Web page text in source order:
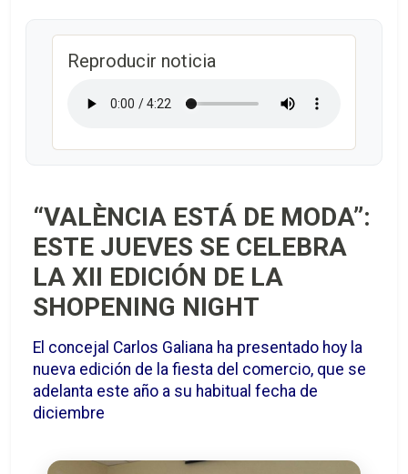
Reproducir noticia
“VALÈNCIA ESTÁ DE MODA”:
ESTE JUEVES SE CELEBRA
LA XII EDICIÓN DE LA
SHOPENING NIGHT
El concejal Carlos Galiana ha presentado hoy la
nueva edición de la fiesta del comercio, que se
adelanta este año a su habitual fecha de
diciembre